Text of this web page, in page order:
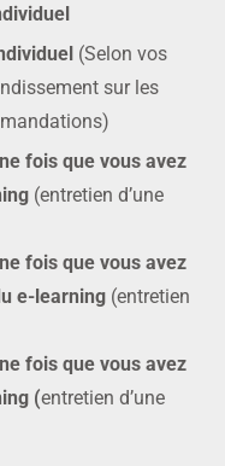
(Selon vos
sur les
fois que vous avez
(entretien d’une
fois que vous avez
e-learning (entretien
fois que vous avez
(entretien d’une